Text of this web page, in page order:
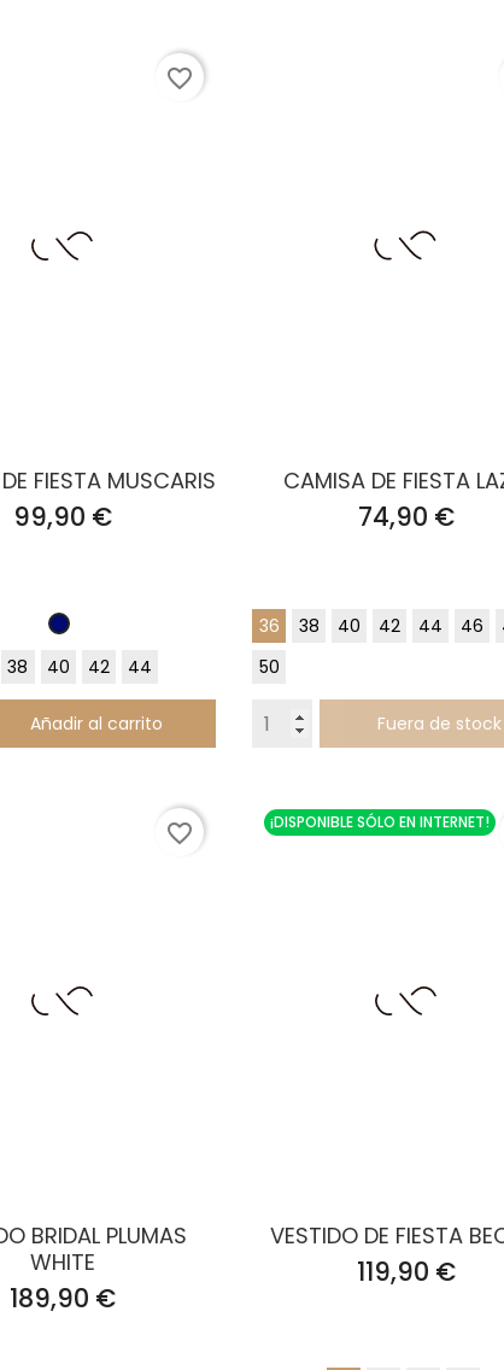
FIESTA MUSCARIS
Precio
99,90 €
Azul
Marino
38 40 42 44
Añadir al carrito
favorite_border
CAMISA DE FIESTA
Precio
74,90 €
36 38 40 42 44 46
50
Fuera de stock
BRIDAL PLUMAS
WHITE
Precio
189,90 €
favorite_border
VESTIDO DE FIESTA
Precio
119,90 €
¡DISPONIBLE SÓLO EN INTERNET!